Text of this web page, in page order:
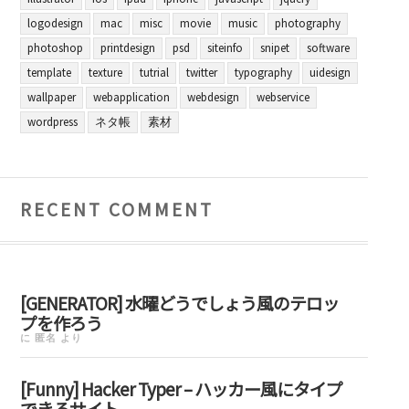
logodesign
mac misc movie music
photography
photoshop
printdesign psd siteinfo snipet
software
template
texture tutrial twitter typography
uidesign
wallpaper
webapplication webdesign
webservice
wordpress
ネタ帳 素材
RECENT COMMENT
[GENERATOR] 水曜どうでしょう風のテロッ
プを作ろう
に 匿名 より
[Funny] Hacker Typer – ハッカー風にタイプ